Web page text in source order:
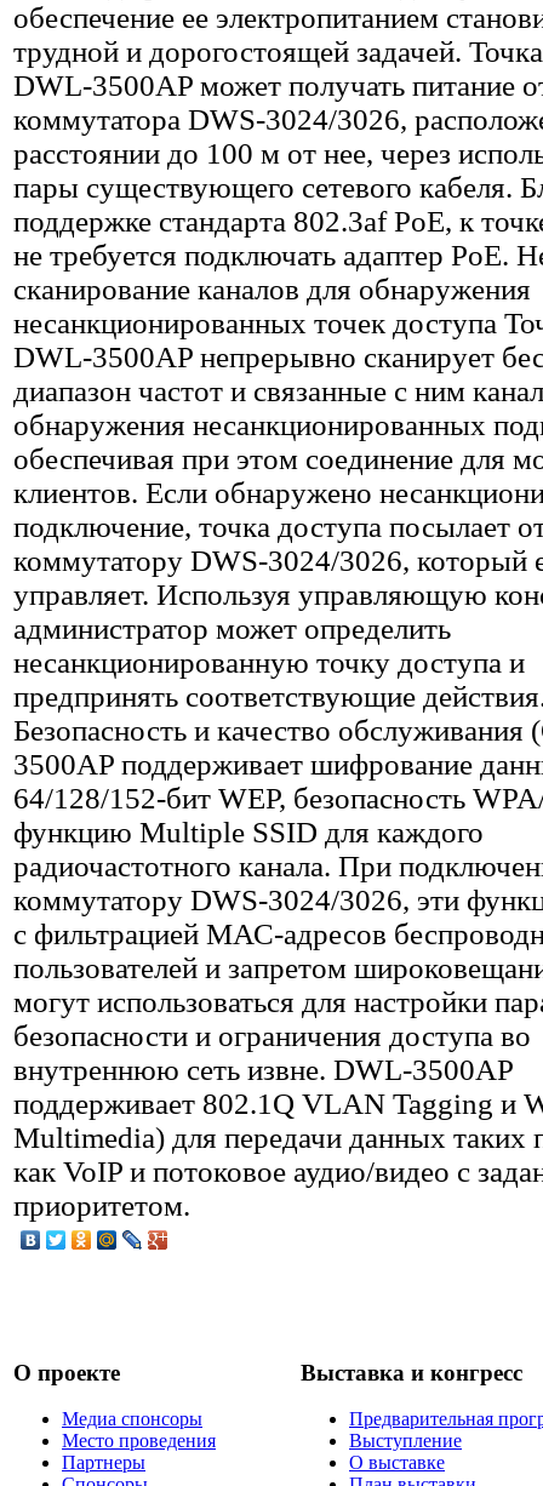
обеспечение ее электропитанием
трудной и дорогостоящей задачей.
DWL-3500AP может получать питание
коммутатора DWS-3024/3026,
расстоянии до 100 м от нее, через
пары существующего сетевого кабеля.
поддержке стандарта 802.3af PoE, к
не требуется подключать адаптер PoE.
сканирование каналов для обнаружения
несанкционированных точек доступа
DWL-3500AP непрерывно сканирует
диапазон частот и связанные с ним
обнаружения несанкционированных
обеспечивая при этом соединение для
клиентов. Если обнаружено
подключение, точка доступа посылает
коммутатору DWS-3024/3026, который
управляет. Используя управляющую
администратор может определить
несанкционированную точку доступа и
предпринять соответствующие
Безопасность и качество
3500AP поддерживает шифрование
64/128/152-бит WEP, безопасность
функцию Multiple SSID для каждого
радиочастотного канала. При
коммутатору DWS-3024/3026, эти
с фильтрацией МАС-адресов
пользователей и запретом
могут использоваться для настройки
безопасности и ограничения доступа во
внутреннюю сеть извне. DWL-3500AP
поддерживает 802.1Q VLAN Tagging и
Multimedia) для передачи данных таких
как VoIP и потоковое аудио/видео с
приоритетом.
О проекте
Медиа спонсоры
Место проведения
Партнеры
Выставка и конгресс
Предварительная
Выступление
О выставке